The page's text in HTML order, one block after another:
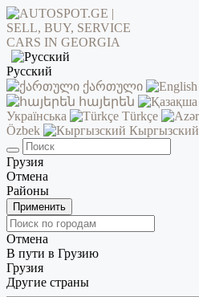
Русский
ქართული
հայերեն
Українська
Türkçe
Özbek
Кыргызский
Грузия
Отмена
Районы
Применить
Отмена
В пути в Грузию
Грузия
Другие страны